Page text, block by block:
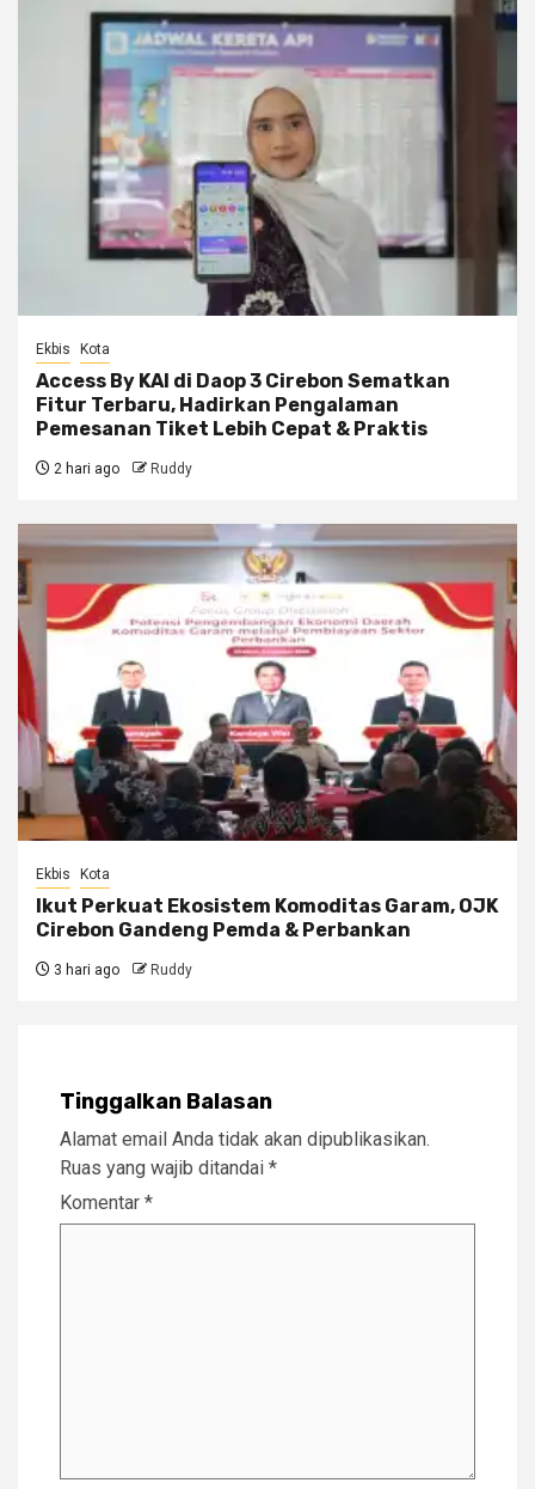
Ekbis Kota
Access By KAI di Daop 3 Cirebon Sematkan
Fitur Terbaru, Hadirkan Pengalaman
Pemesanan Tiket Lebih Cepat & Praktis
2 hari ago Ruddy
Ekbis Kota
Ikut Perkuat Ekosistem Komoditas Garam, OJK
Cirebon Gandeng Pemda & Perbankan
3 hari ago Ruddy
Tinggalkan Balasan
Alamat email Anda tidak akan dipublikasikan.
Ruas yang wajib ditandai *
Komentar *